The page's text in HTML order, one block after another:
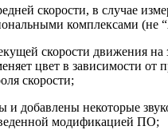
скорости, в случае
комплексами (не
скорости движения на
цвет в зависимости от
скорости;
и добавлены некоторые
модификацией ПО;